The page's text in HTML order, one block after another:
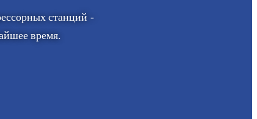
станций -
время.